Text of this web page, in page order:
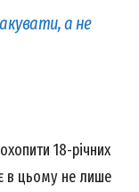
а не
18-річних
в цьому не лише